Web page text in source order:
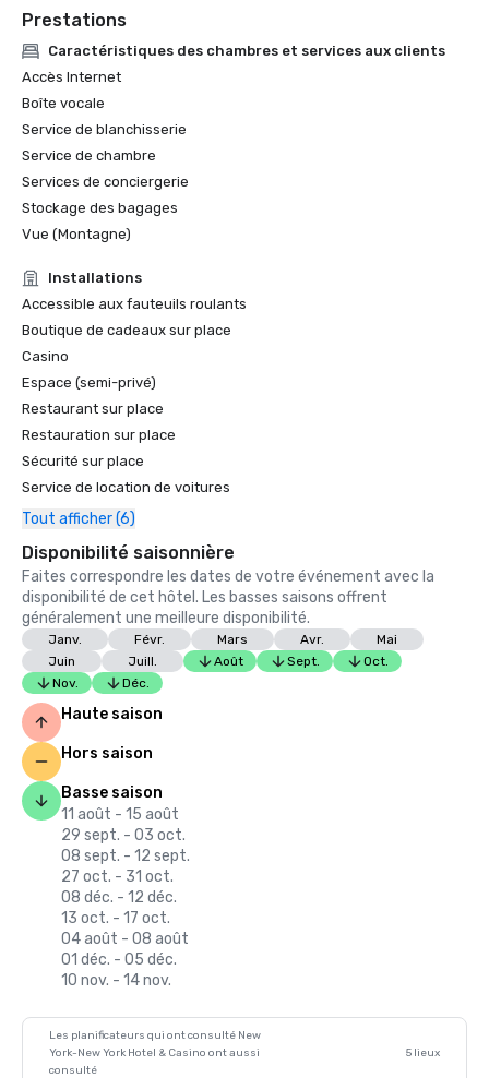
Prestations
Caractéristiques des chambres et services aux clients
Accès Internet
Boîte vocale
Service de blanchisserie
Service de chambre
Services de conciergerie
Stockage des bagages
Vue (Montagne)
Installations
Accessible aux fauteuils roulants
Boutique de cadeaux sur place
Casino
Espace (semi-privé)
Restaurant sur place
Restauration sur place
Sécurité sur place
Service de location de voitures
Tout afficher (6)
Disponibilité saisonnière
Faites correspondre les dates de votre événement avec la
disponibilité de cet hôtel. Les basses saisons offrent
généralement une meilleure disponibilité.
Janv. Févr. Mars Avr.
Mai
Juin
Juill. Août Sept.
Oct.
Nov.
Déc.
Haute saison
Hors saison
Basse saison
11 août - 15 août
29 sept. - 03 oct.
08 sept. - 12 sept.
27 oct. - 31 oct.
08 déc. - 12 déc.
13 oct. - 17 oct.
04 août - 08 août
01 déc. - 05 déc.
10 nov. - 14 nov.
Les planificateurs qui ont consulté New
York-New York Hotel & Casino ont aussi
consulté
5 lieux